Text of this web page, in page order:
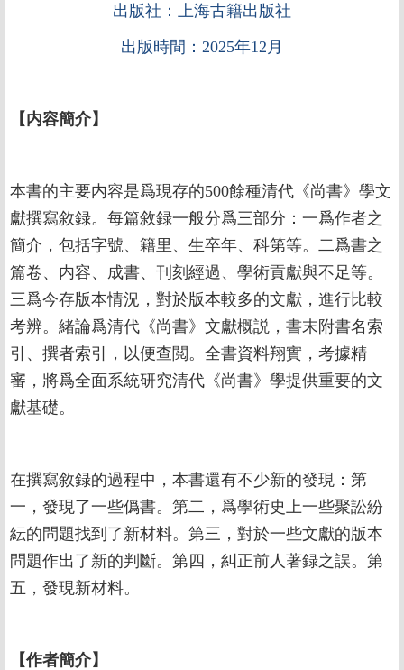
出版社：上海古籍出版社
出版時間：2025年12月
【内容簡介】
本書的主要内容是爲現存的500餘種清代《尚書》學文
獻撰寫敘録。每篇敘録一般分爲三部分：一爲作者之
簡介，包括字號、籍里、生卒年、科第等。二爲書之
篇卷、内容、成書、刊刻經過、學術貢獻與不足等。
三爲今存版本情況，對於版本較多的文獻，進行比較
考辨。緒論爲清代《尚書》文獻概説，書末附書名索
引、撰者索引，以便查閲。全書資料翔實，考據精
審，將爲全面系統研究清代《尚書》學提供重要的文
獻基礎。
在撰寫敘録的過程中，本書還有不少新的發現：第
一，發現了一些僞書。第二，爲學術史上一些聚訟紛
紜的問題找到了新材料。第三，對於一些文獻的版本
問題作出了新的判斷。第四，糾正前人著録之誤。第
五，發現新材料。
【作者簡介】